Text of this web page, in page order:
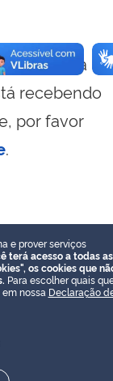
essa
recebendo
por favor
.
e prover serviços
terá acesso a todas as
os cookies que
Para escolher quais
nossa Declaração